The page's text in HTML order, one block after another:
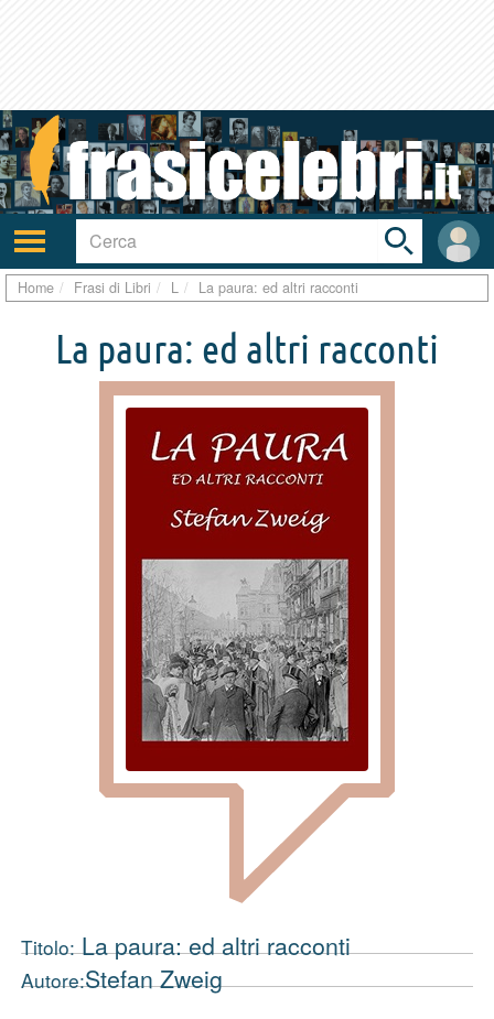
Attiva/disattiva
navigazione
User
area
Toggle
search
bar
Home Frasi di Libri L La paura: ed altri racconti
La paura: ed altri racconti
Titolo:La paura: ed altri racconti
Autore:Stefan Zweig